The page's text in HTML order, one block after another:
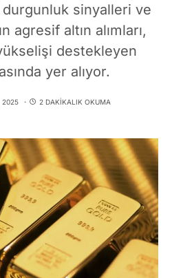
sinyalleri ve
agresif altın alımları,
destekleyen
yer alıyor.
2025 2 DAKIKALIK OKUMA